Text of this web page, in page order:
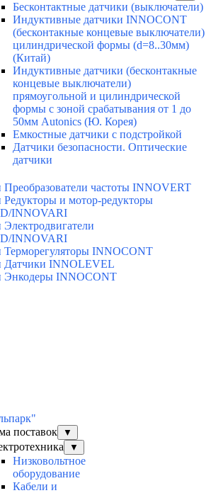
Бесконтактные датчики (выключатели)
Индуктивные датчики INNOCONT
(бесконтакные концевые выключатели)
цилиндрической формы (d=8..30мм)
(Китай)
Индуктивные датчики (бесконтакные
концевые выключатели)
прямоугольной и цилиндрической
формы с зоной срабатывания от 1 до
50мм Autonics (Ю. Корея)
Емкостные датчики с подстройкой
Датчики безопасности. Оптические
датчики
Преобразователи частоты INNOVERT
Редукторы и мотор-редукторы
INNOVARI
Электродвигатели
INNOVARI
Терморегуляторы INNOCONT
Датчики INNOLEVEL
Энкодеры INNOCONT
поставок
▼
▼
Низковольтное
оборудование
Кабели и